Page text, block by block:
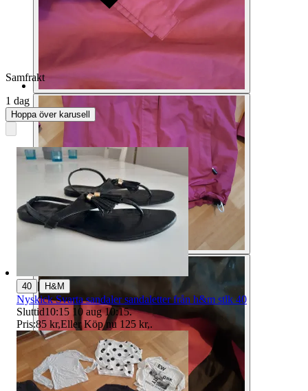
Samfrakt
1 dag
Hoppa över karusell
40 | H&M
Nyskick Svarta sandaler sandaletter från h&m stlk 40
Sluttid10:15 10 aug 10:15.
Pris:85 kr,Eller Köp nu 125 kr,.